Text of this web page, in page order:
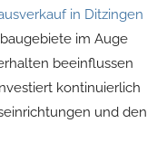
in Ditzingen
im Auge
beeinflussen
kontinuierlich
und den